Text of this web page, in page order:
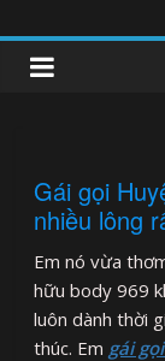
to
content
Gái gọi
nhiều lông
Em nó vừa
hữu body 969
luôn dành thời
thúc. Em gái